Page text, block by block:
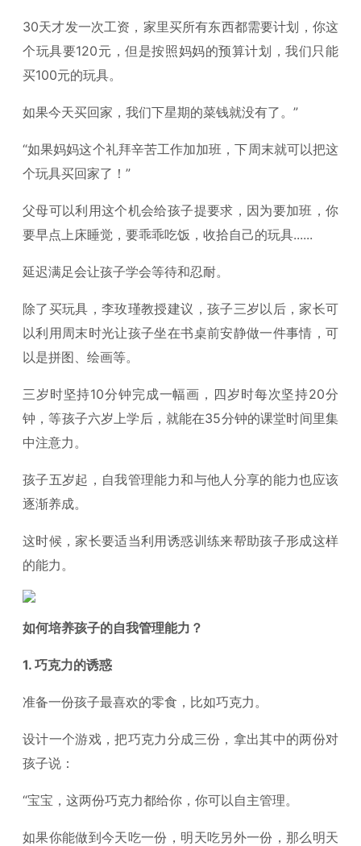
30天才发一次工资，家里买所有东西都需要计划，你这
个玩具要120元，但是按照妈妈的预算计划，我们只能
买100元的玩具。
如果今天买回家，我们下星期的菜钱就没有了。”
“如果妈妈这个礼拜辛苦工作加加班，下周末就可以把这
个玩具买回家了！”
父母可以利用这个机会给孩子提要求，因为要加班，你
要早点上床睡觉，要乖乖吃饭，收拾自己的玩具......
延迟满足会让孩子学会等待和忍耐。
除了买玩具，李玫瑾教授建议，孩子三岁以后，家长可
以利用周末时光让孩子坐在书桌前安静做一件事情，可
以是拼图、绘画等。
三岁时坚持10分钟完成一幅画，四岁时每次坚持20分
钟，等孩子六岁上学后，就能在35分钟的课堂时间里集
中注意力。
孩子五岁起，自我管理能力和与他人分享的能力也应该
逐渐养成。
这时候，家长要适当利用诱惑训练来帮助孩子形成这样
的能力。
如何培养孩子的自我管理能力？
1. 巧克力的诱惑
准备一份孩子最喜欢的零食，比如巧克力。
设计一个游戏，把巧克力分成三份，拿出其中的两份对
孩子说：
“宝宝，这两份巧克力都给你，你可以自主管理。
如果你能做到今天吃一份，明天吃另外一份，那么明天